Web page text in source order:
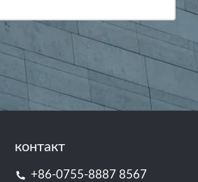
контакт
+86-0755-8887 8567